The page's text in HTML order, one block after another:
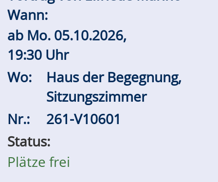
Wann:
ab Mo. 05.10.2026,
19:30 Uhr
Wo:
Haus der Begegnung,
Sitzungszimmer
Nr.:
261-V10601
Status:
Plätze frei